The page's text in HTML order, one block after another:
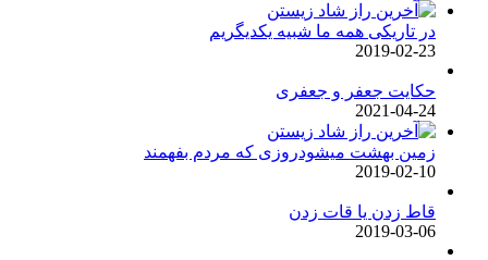
در تاریکی همه ما شبیه یکدیگریم
2019-02-23
حکایت جعفر و جعفری
2021-04-24
زمین بهشت میشودروزی که مردم بفهمند
2019-02-10
قاط زدن یا قات زدن
2019-03-06